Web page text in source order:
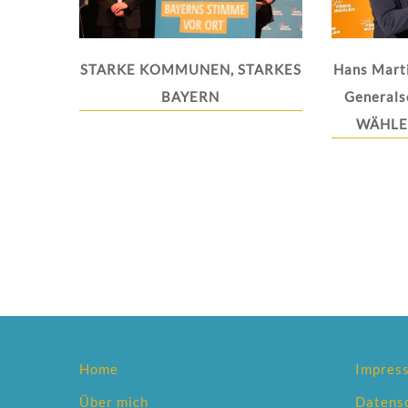
STARKE KOMMUNEN, STARKES
BAYERN
Hans
Home
Über mich